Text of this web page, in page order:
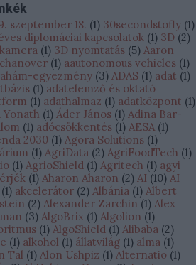
szeptember 18. (1) 30secondstofly (1)
diplomáciai kapcsolatok (1) 3D (2)
(1) 3D nyomtatás (5) Aaron
(1) aautonomous vehicles (1)
egyezmény (3) ADAS (1) adat (1)
(1) adatelemző és oktató
(1) adathalmaz (1) adatközpont (1)
Yonath (1) Áder János (1) Adina Bar-
(1) adócsökkentés (1) AESA (1)
2030 (1) Agora Solutions (1)
(1) AgriData (2) AgriFoodTech (1)
(1) AgrioShield (1) Agritech (1) agyi
(1) Aharon Aharon (2) AI (10) AI
(1) akcelerátor (2) Albánia (1) Albert
(2) Alexander Zarchin (1) Alex
(3) AlgoBrix (1) Algolion (1)
(1) AlgoShield (1) Alibaba (2)
(1) alkohol (1) állatvilág (1) alma (1)
Tal (1) Alon Ushpiz (1) Alternatio (1)